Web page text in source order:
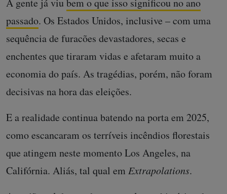
A gente já viu bem o que isso significou no ano
passado. Os Estados Unidos, inclusive – com uma
sequência de furacões devastadores, secas e
enchentes que tiraram vidas e afetaram muito a
economia do país. As tragédias, porém, não foram
decisivas na hora das eleições.
E a realidade continua batendo na porta em 2025,
como escancaram os terríveis incêndios florestais
que atingem neste momento Los Angeles, na
Califórnia. Aliás, tal qual em Extrapolations.